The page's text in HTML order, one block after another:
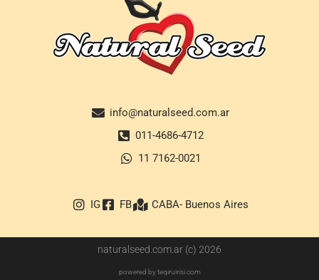
info@naturalseed.com.ar
011-4686-4712
11 7162-0021
IG FB CABA- Buenos Aires
naturalseed.com.ar (c) 2026
powered by teqiruirisi.com